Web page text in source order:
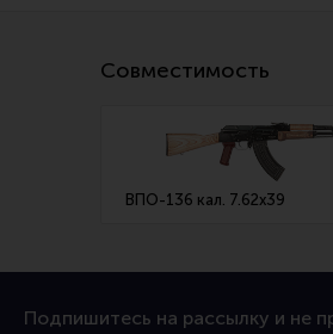
Совместимость
ВПО-136 кал. 7.62х39
Подпишитесь на рассылку и не